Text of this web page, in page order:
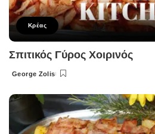
Κρέας
Σπιτικός Γύρος Χοιρινός
Posted
George Zolis